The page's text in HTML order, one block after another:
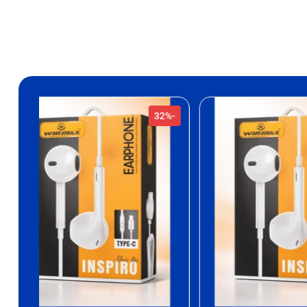
-32%
-40%